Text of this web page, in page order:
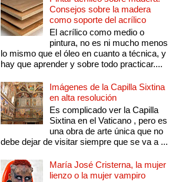
Consejos sobre la madera
como soporte del acrílico
El acrílico como medio o
pintura, no es ni mucho menos
lo mismo que el óleo en cuanto a técnica, y
hay que aprender y sobre todo practicar....
Imágenes de la Capilla Sixtina
en alta resolución
Es complicado ver la Capilla
Sixtina en el Vaticano , pero es
una obra de arte única que no
debe dejar de visitar siempre que se va a ...
María José Cristerna, la mujer
lienzo o la mujer vampiro